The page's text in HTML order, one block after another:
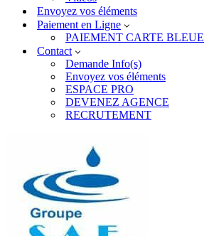
Envoyez vos éléments
Paiement en Ligne
PAIEMENT CARTE BLEUE
Contact
Demande Info(s)
Envoyez vos éléments
ESPACE PRO
DEVENEZ AGENCE
RECRUTEMENT